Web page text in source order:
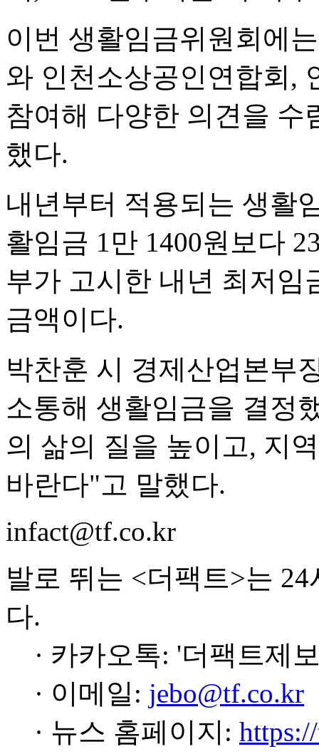
이번 생활임금위원회에
와 인천소상공인연합회,
참여해 다양한 의견을 수
했다.
내년부터 적용되는 생활
활임금 1만 1400원보다
부가 고시한 내년 최저임
금액이다.
박찬훈 시 경제산업본부
소통해 생활임금을 결정
의 삶의 질을 높이고, 지
바란다"고 말했다.
infact@tf.co.kr
발로 뛰는 <더팩트>는
다.
· 카카오톡: '더팩트제
· 이메일: jebo@tf.co.kr
· 뉴스 홈페이지: